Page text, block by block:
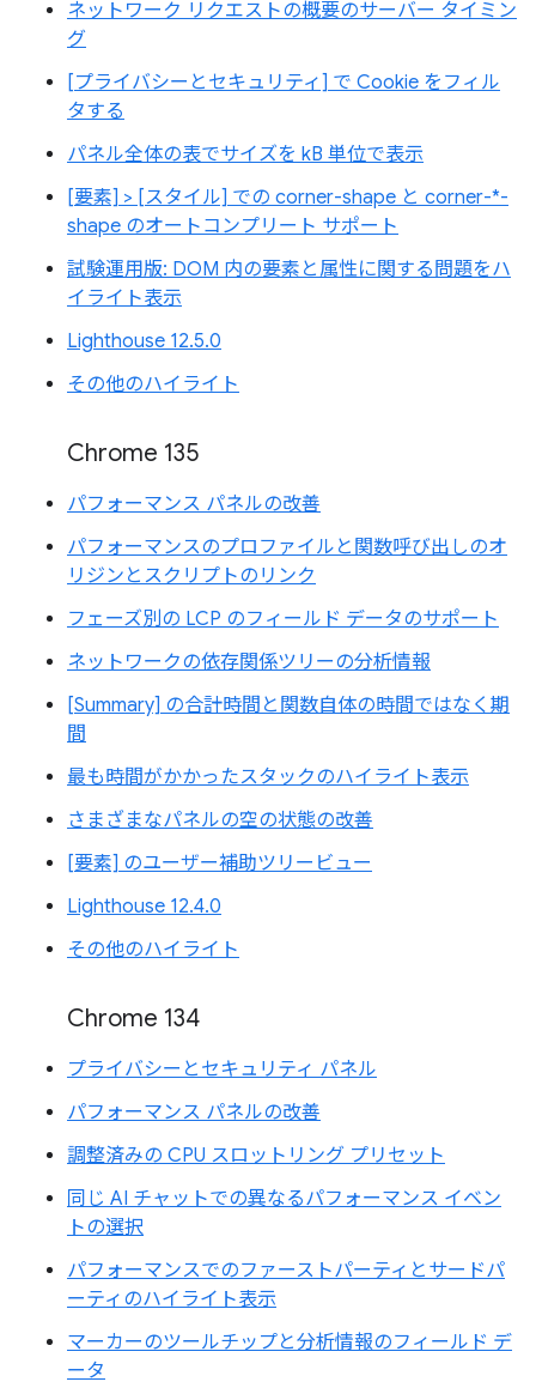
ネットワーク リクエストの概要のサーバー タイミン
グ
[プライバシーとセキュリティ] で Cookie をフィル
タする
パネル全体の表でサイズを kB 単位で表示
[要素] > [スタイル] での corner-shape と corner-*-
shape のオートコンプリート サポート
試験運用版: DOM 内の要素と属性に関する問題をハ
イライト表示
Lighthouse 12.5.0
その他のハイライト
Chrome 135
パフォーマンス パネルの改善
パフォーマンスのプロファイルと関数呼び出しのオ
リジンとスクリプトのリンク
フェーズ別の LCP のフィールド データのサポート
ネットワークの依存関係ツリーの分析情報
[Summary] の合計時間と関数自体の時間ではなく期
間
最も時間がかかったスタックのハイライト表示
さまざまなパネルの空の状態の改善
[要素] のユーザー補助ツリービュー
Lighthouse 12.4.0
その他のハイライト
Chrome 134
プライバシーとセキュリティ パネル
パフォーマンス パネルの改善
調整済みの CPU スロットリング プリセット
同じ AI チャットでの異なるパフォーマンス イベン
トの選択
パフォーマンスでのファーストパーティとサードパ
ーティのハイライト表示
マーカーのツールチップと分析情報のフィールド デ
ータ